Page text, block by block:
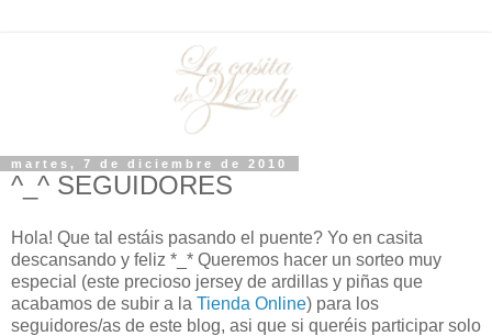
martes, 7 de diciembre de 2010
^_^ SEGUIDORES
Hola! Que tal estáis pasando el puente? Yo en casita
descansando y feliz *_* Queremos hacer un sorteo muy
especial (este precioso jersey de ardillas y piñas que
acabamos de subir a la Tienda Online) para los
seguidores/as de este blog, asi que si queréis participar solo